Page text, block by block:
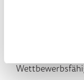
Infrastruktur
rechtzeitig
wesentlicher